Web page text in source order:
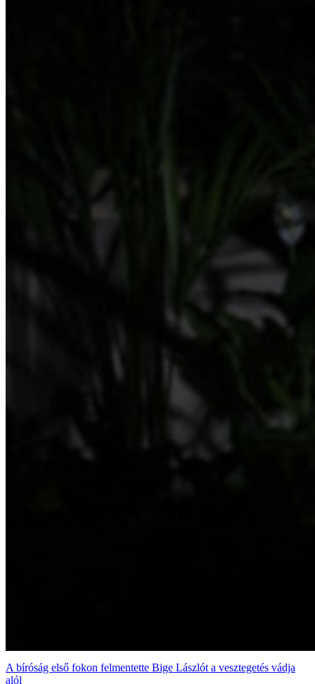
A bíróság első fokon felmentette Bige Lászlót a vesztegetés vádja
alól